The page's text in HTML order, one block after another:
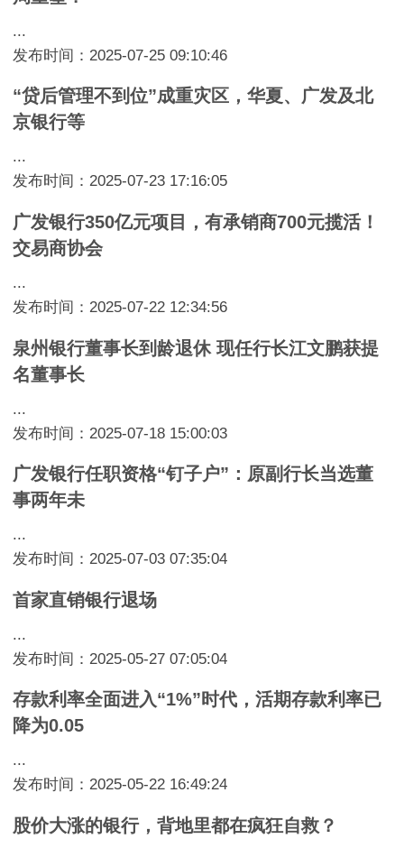
...
发布时间：2025-07-25 09:10:46
“贷后管理不到位”成重灾区，华夏、广发及北
京银行等
...
发布时间：2025-07-23 17:16:05
广发银行350亿元项目，有承销商700元揽活！
交易商协会
...
发布时间：2025-07-22 12:34:56
泉州银行董事长到龄退休 现任行长江文鹏获提
名董事长
...
发布时间：2025-07-18 15:00:03
广发银行任职资格“钉子户”：原副行长当选董
事两年未
...
发布时间：2025-07-03 07:35:04
首家直销银行退场
...
发布时间：2025-05-27 07:05:04
存款利率全面进入“1%”时代，活期存款利率已
降为0.05
...
发布时间：2025-05-22 16:49:24
股价大涨的银行，背地里都在疯狂自救？